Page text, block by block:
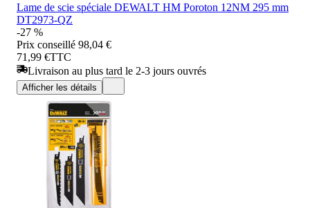
Lame de scie spéciale DEWALT HM Poroton 12NM 295 mm
DT2973-QZ
-27 %
Prix conseillé 98,04 €
71,99 €TTC
Livraison au plus tard le 2-3 jours ouvrés
Afficher les détails